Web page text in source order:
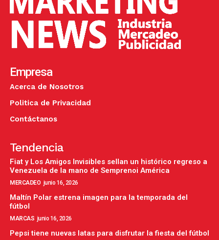
Empresa
Acerca de Nosotros
Politica de Privacidad
Contáctanos
Tendencia
Fiat y Los Amigos Invisibles sellan un histórico regreso a
Venezuela de la mano de Semprenoi América
MERCADEO junio 16, 2026
Maltín Polar estrena imagen para la temporada del
fútbol
MARCAS junio 16, 2026
Pepsi tiene nuevas latas para disfrutar la fiesta del fútbol